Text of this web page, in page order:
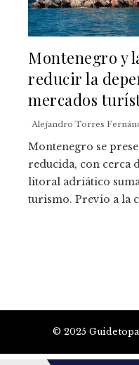
Montenegro y
reducir la
mercados
Alejandro Torres
Montenegro se
reducida, con cerca
litoral adriático
turismo. Previo a la
© 2025